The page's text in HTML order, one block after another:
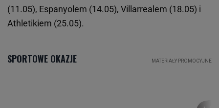
(11.05), Espanyolem (14.05), Villarrealem (18.05) i
Athletikiem (25.05).